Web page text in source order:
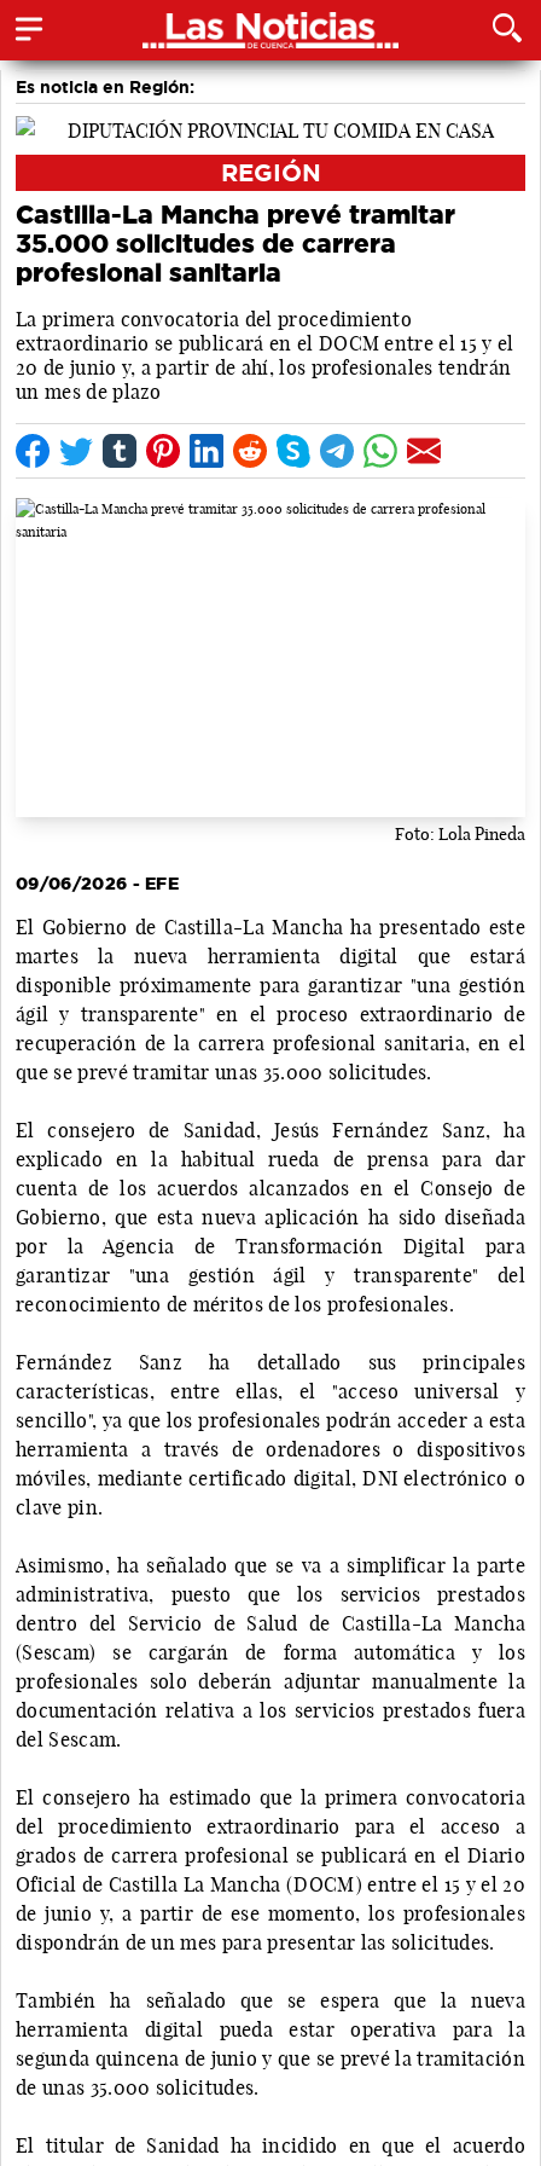
Es noticia en Región:
REGIÓN
Castilla-La Mancha prevé tramitar
35.000 solicitudes de carrera
profesional sanitaria
La primera convocatoria del procedimiento
extraordinario se publicará en el DOCM entre el 15 y el
20 de junio y, a partir de ahí, los profesionales tendrán
un mes de plazo
Foto: Lola Pineda
09/06/2026 - EFE
El Gobierno de Castilla-La Mancha ha presentado este
martes la nueva herramienta digital que estará
disponible próximamente para garantizar "una gestión
ágil y transparente" en el proceso extraordinario de
recuperación de la carrera profesional sanitaria, en el
que se prevé tramitar unas 35.000 solicitudes.
El consejero de Sanidad, Jesús Fernández Sanz, ha
explicado en la habitual rueda de prensa para dar
cuenta de los acuerdos alcanzados en el Consejo de
Gobierno, que esta nueva aplicación ha sido diseñada
por la Agencia de Transformación Digital para
garantizar "una gestión ágil y transparente" del
reconocimiento de méritos de los profesionales.
Fernández Sanz ha detallado sus principales
características, entre ellas, el "acceso universal y
sencillo", ya que los profesionales podrán acceder a esta
herramienta a través de ordenadores o dispositivos
móviles, mediante certificado digital, DNI electrónico o
clave pin.
Asimismo, ha señalado que se va a simplificar la parte
administrativa, puesto que los servicios prestados
dentro del Servicio de Salud de Castilla-La Mancha
(Sescam) se cargarán de forma automática y los
profesionales solo deberán adjuntar manualmente la
documentación relativa a los servicios prestados fuera
del Sescam.
El consejero ha estimado que la primera convocatoria
del procedimiento extraordinario para el acceso a
grados de carrera profesional se publicará en el Diario
Oficial de Castilla La Mancha (DOCM) entre el 15 y el 20
de junio y, a partir de ese momento, los profesionales
dispondrán de un mes para presentar las solicitudes.
También ha señalado que se espera que la nueva
herramienta digital pueda estar operativa para la
segunda quincena de junio y que se prevé la tramitación
de unas 35.000 solicitudes.
El titular de Sanidad ha incidido en que el acuerdo